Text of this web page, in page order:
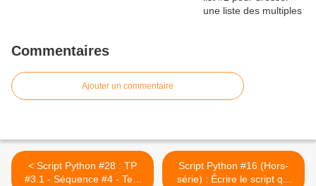
Commentaires
Ajouter un commentaire
< Script Python #28 : TP
#3.1 - Séquence #4 - Test
Script Python #16 (Hors-
série) : Écrire le script qui